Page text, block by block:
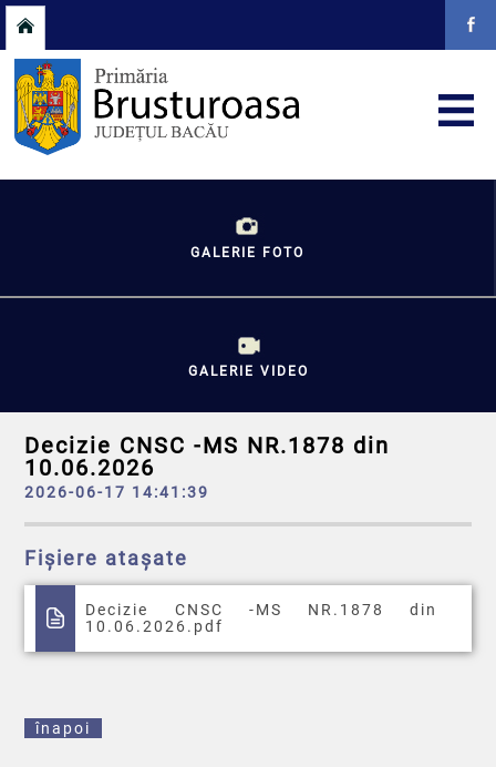
GALERIE FOTO
GALERIE VIDEO
Decizie CNSC -MS NR.1878 din
10.06.2026
2026-06-17 14:41:39
Fișiere atașate
Decizie CNSC -MS NR.1878 din
10.06.2026.pdf
înapoi